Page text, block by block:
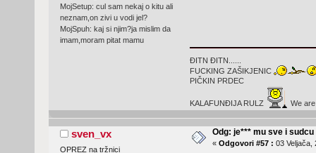
MojSetup: cul sam nekaj o kitu ali
neznam,on zivi u vodi jel?
MojSpuh: kaj si njim?ja mislim da
imam,moram pitat mamu
ĐITN ĐITN......
FUCKING ZAŠIKJENIC
PIČKIN PRDEC
KALAFUNĐIJA RULZ We
sven_vx
OPREZ na tržnici
Odg: je*** mu sve i sudcu
« Odgovori #57 : 03 Veljača,